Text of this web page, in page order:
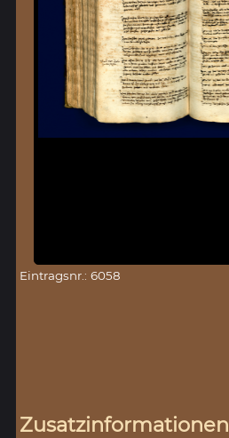
Eintragsnr.: 6058
Zusatzinformationen